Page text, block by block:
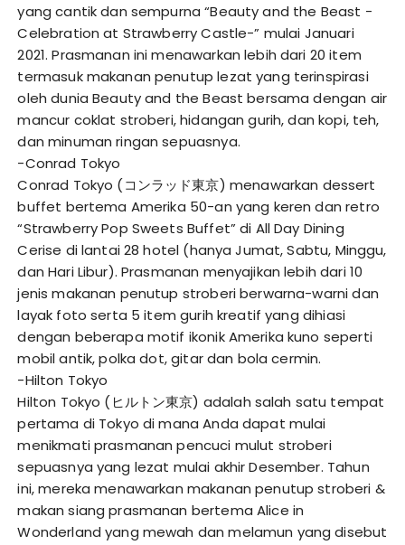
yang cantik dan sempurna “Beauty and the Beast -
Celebration at Strawberry Castle-” mulai Januari
2021. Prasmanan ini menawarkan lebih dari 20 item
termasuk makanan penutup lezat yang terinspirasi
oleh dunia Beauty and the Beast bersama dengan air
mancur coklat stroberi, hidangan gurih, dan kopi, teh,
dan minuman ringan sepuasnya.
-Conrad Tokyo
Conrad Tokyo (コンラッド東京) menawarkan dessert
buffet bertema Amerika 50-an yang keren dan retro
“Strawberry Pop Sweets Buffet” di All Day Dining
Cerise di lantai 28 hotel (hanya Jumat, Sabtu, Minggu,
dan Hari Libur). Prasmanan menyajikan lebih dari 10
jenis makanan penutup stroberi berwarna-warni dan
layak foto serta 5 item gurih kreatif yang dihiasi
dengan beberapa motif ikonik Amerika kuno seperti
mobil antik, polka dot, gitar dan bola cermin.
-Hilton Tokyo
Hilton Tokyo (ヒルトン東京) adalah salah satu tempat
pertama di Tokyo di mana Anda dapat mulai
menikmati prasmanan pencuci mulut stroberi
sepuasnya yang lezat mulai akhir Desember. Tahun
ini, mereka menawarkan makanan penutup stroberi &
makan siang prasmanan bertema Alice in
Wonderland yang mewah dan melamun yang disebut